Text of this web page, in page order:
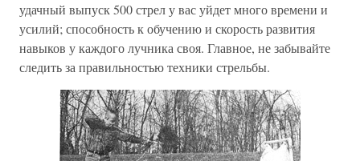
удачный выпуск 500 стрел у вас уйдет много времени и
усилий; способность к обучению и скорость развития
навыков у каждого лучника своя. Главное, не забывайте
следить за правильностью техники стрельбы.